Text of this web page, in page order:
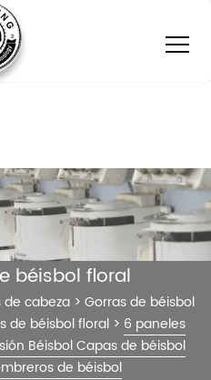
béisbol floral
de cabeza > Gorras de béisbol
de béisbol floral> 6 paneles
Béisbol Capas de béisbol
de béisbol